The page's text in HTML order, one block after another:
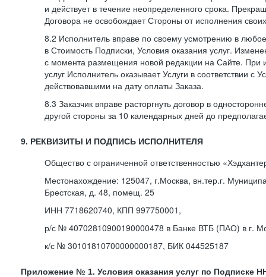
и действует в течение неопределенного срока.
Договора не освобождает Стороны от исполнения
8.2 Исполнитель вправе по своему усмотрению в
в Стоимость Подписки, Условия оказания услуг.
с момента размещения новой редакции на Сайте. При
услуг Исполнитель оказывает Услуги в соответствии с
действовавшими на дату оплаты Заказа.
8.3 Заказчик вправе расторгнуть договор в
другой стороны за 10 календарных дней до
9. РЕКВИЗИТЫ И ПОДПИСЬ ИСПОЛНИТЕЛЯ
Общество с ограниченной ответственностью
Местонахождение: 125047, г.Москва, вн.тер.г.
Брестская, д. 48, помещ. 25
ИНН 7718620740, КПП 997750001,
р/с № 40702810900190000478 в Банке ВТБ (ПАО) в г.
к/с № 30101810700000000187, БИК 044525187
Приложение № 1. Условия оказания услуг по Подписке